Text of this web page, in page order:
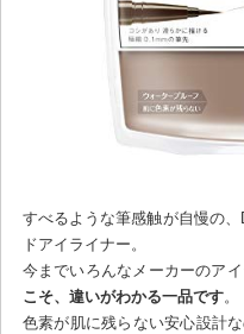
すべるような筆感触が自慢の
ドアイライナー。
今までいろんなメーカーのア
こそ、違いがわかる一品です。
色素が肌に残らない安心設計